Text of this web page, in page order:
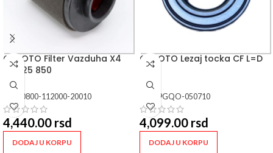
CFMOTO Filter Vazduha X4
X5 625 850
0800-112000-20010
4,440.00 rsd
DODAJ U KORPU
CFMOTO Lezaj tocka CF L=D
P=Z
9GQO-050710
4,099.00 rsd
DODAJ U KORPU